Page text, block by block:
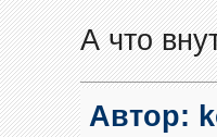
А что
Автор: